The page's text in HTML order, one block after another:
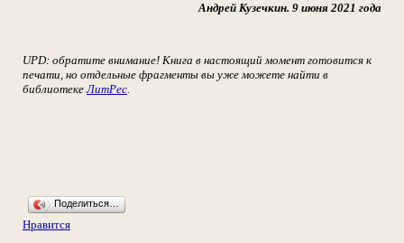
Андрей Кузечкин. 9 июня 2021 года
UPD: обратите внимание! Книга в настоящий момент готовится к
печати, но отдельные фрагменты вы уже можете найти в
библиотекеЛитРес.
Поделиться…
Нравится